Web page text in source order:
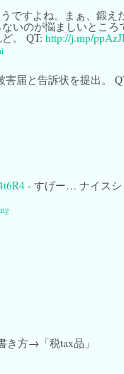
ですよね。まぁ、鍛え
いのが悩ましいところ
。 QT: http://j.mp/
害届と告訴状を提出。
- すげー… ナイスシ
き方→「税tax品」